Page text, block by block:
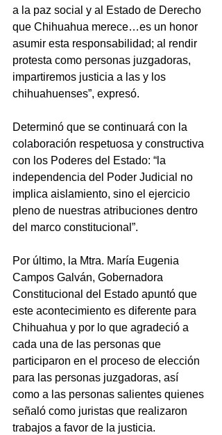
a la paz social y al Estado de Derecho
que Chihuahua merece…es un honor
asumir esta responsabilidad; al rendir
protesta como personas juzgadoras,
impartiremos justicia a las y los
chihuahuenses”, expresó.
Determinó que se continuará con la
colaboración respetuosa y constructiva
con los Poderes del Estado: “la
independencia del Poder Judicial no
implica aislamiento, sino el ejercicio
pleno de nuestras atribuciones dentro
del marco constitucional”.
Por último, la Mtra. María Eugenia
Campos Galván, Gobernadora
Constitucional del Estado apuntó que
este acontecimiento es diferente para
Chihuahua y por lo que agradeció a
cada una de las personas que
participaron en el proceso de elección
para las personas juzgadoras, así
como a las personas salientes quienes
señaló como juristas que realizaron
trabajos a favor de la justicia.